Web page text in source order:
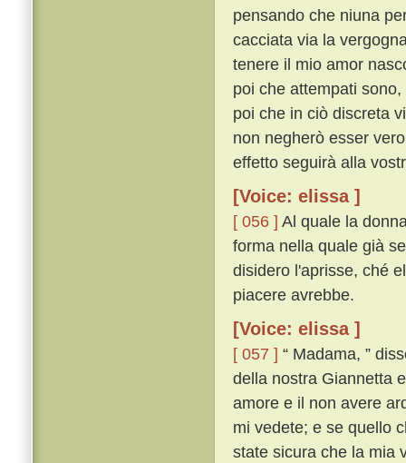
pensando che niuna
cacciata via la
tenere il mio amor
poi che attempati
poi che in ciò discreta
non negherò esser
effetto seguirà alla
[Voice: elissa ]
[ 056 ] Al quale la
forma nella quale già
disidero l'aprisse, ché
piacere avrebbe.
[Voice: elissa ]
[ 057 ] “ Madama, ”
della nostra Giannetta
amore e il non avere
mi vedete; e se quello
state sicura che la mia